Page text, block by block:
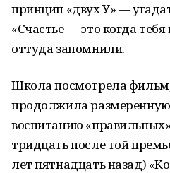
принцип «двух У» —
«Счастье — это когда
оттуда запомнили.
Школа посмотрела
продолжила
воспитанию
тридцать после той
лет пятнадцать назад)